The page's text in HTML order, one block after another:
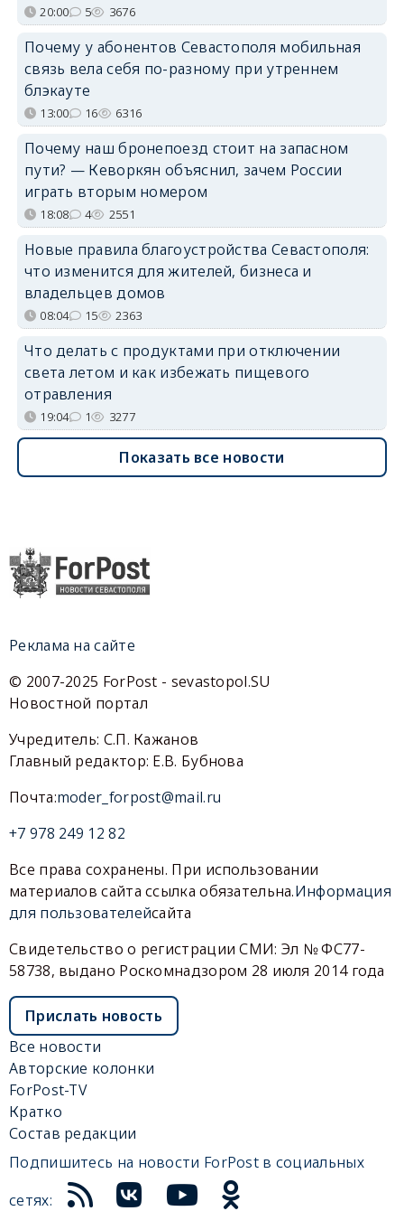
20:00 5 3676
Почему у абонентов Севастополя мобильная
связь вела себя по-разному при утреннем
блэкауте
13:00 16 6316
Почему наш бронепоезд стоит на запасном
пути? — Кеворкян объяснил, зачем России
играть вторым номером
18:08 4 2551
Новые правила благоустройства Севастополя:
что изменится для жителей, бизнеса и
владельцев домов
08:04 15 2363
Что делать с продуктами при отключении
света летом и как избежать пищевого
отравления
19:04 1 3277
Показать все новости
Реклама на сайте
© 2007-2025 ForPost - sevastopol.SU
Новостной портал
Учредитель: С.П. Кажанов
Главный редактор: Е.В. Бубнова
Почта:moder_forpost@mail.ru
+7 978 249 12 82
Все права сохранены. При использовании
материалов сайта ссылка обязательна.Информация
для пользователейсайта
Свидетельство о регистрации СМИ: Эл № ФС77-
58738, выдано Роскомнадзором 28 июля 2014 года
Прислать новость
Все новости
Авторские колонки
ForPost-TV
Кратко
Состав редакции
Подпишитесь на новости ForPost в социальных
сетях: